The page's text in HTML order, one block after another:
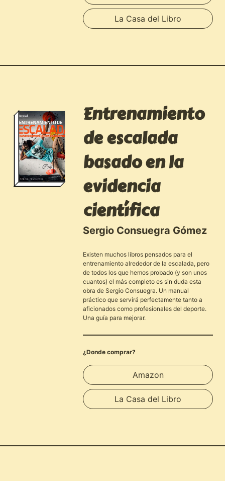
La Casa del Libro
Entrenamiento
de escalada
basado en la
evidencia
científica
Sergio Consuegra Gómez
Existen muchos libros pensados para el
entrenamiento alrededor de la escalada, pero
de todos los que hemos probado (y son unos
cuantos) el más completo es sin duda esta
obra de Sergio Consuegra. Un manual
práctico que servirá perfectamente tanto a
aficionados como profesionales del deporte.
Una guía para mejorar.
¿Donde comprar?
Amazon
La Casa del Libro